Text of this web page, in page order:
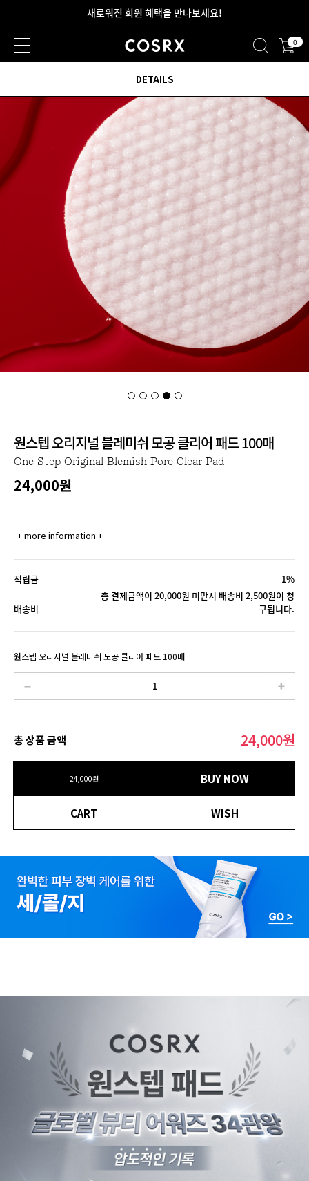
새로워진 회원 혜택을 만나보세요!
0
원스텝 오리지널 블레미쉬 모공 클리어 패드 100매
One Step Original Blemish Pore Clear Pad
24,000원
+ more information +
적립금 1%
배송비
총 결제금액이 20,000원 미만시 배송비 2,500원이 청
구됩니다.
원스텝 오리지널 블레미쉬 모공 클리어 패드 100매
총 상품 금액 24,000원
24,000원 BUY NOW
CART WISH
DETAILS